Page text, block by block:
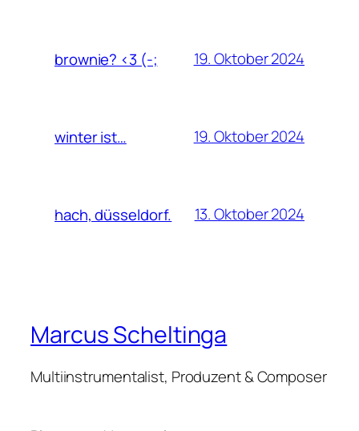
brownie? <3 (-; 19. Oktober 2024
winter ist… 19. Oktober 2024
hach, düsseldorf. 13. Oktober 2024
Marcus Scheltinga
Multiinstrumentalist, Produzent & Composer